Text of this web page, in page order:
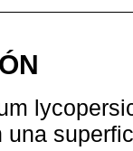
una